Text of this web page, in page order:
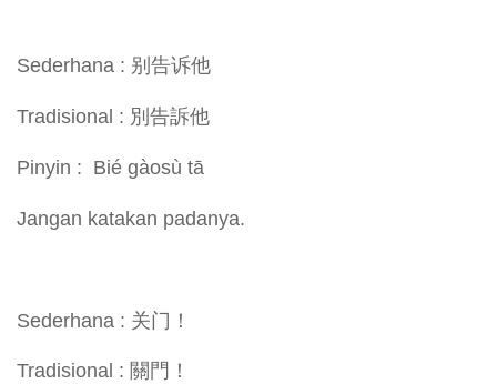
Sederhana : 别告诉他
Tradisional : 別告訴他
Pinyin : Bié gàosù tā
Jangan katakan padanya.
Sederhana : 关门！
Tradisional : 關門！